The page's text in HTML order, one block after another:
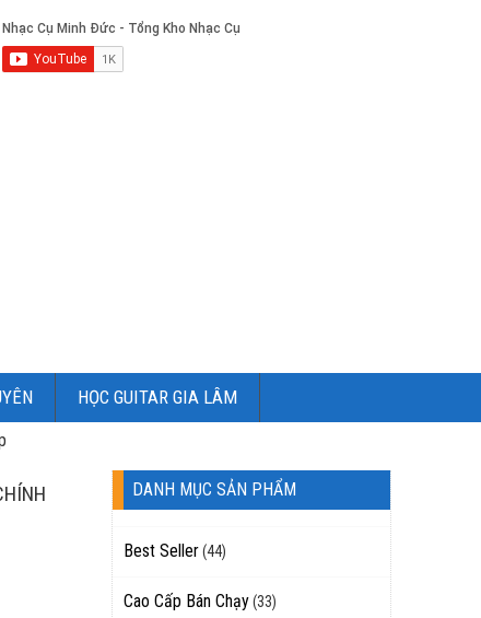
HỌC GUITAR GIA LÂM
DANH MỤC SẢN PHẨM
Best Seller(44)
Cao Cấp Bán Chạy(33)